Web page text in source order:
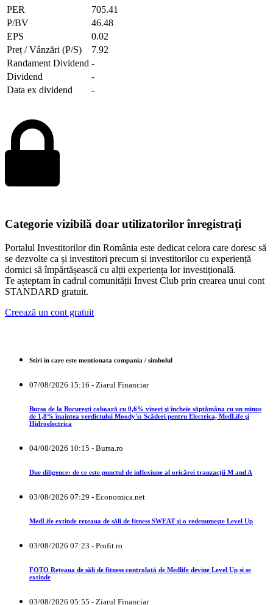
PER
705.41
P/BV
46.48
EPS
0.02
Preț / Vânzări (P/S)
7.92
Randament Dividend -
Dividend
-
Data ex dividend
-
Categorie vizibilă doar utilizatorilor înregistrați
Portalul Investitorilor din România este dedicat celora care doresc să
se dezvolte ca și investitori precum și investitorilor cu experiență
dornici să împărtășească cu alții experiența lor investițională.
Te așteptam în cadrul comunității Invest Club prin crearea unui cont
STANDARD gratuit.
Creează un cont gratuit
Stiri in care este mentionata compania / simbolul
07/08/2026 15:16 - Ziarul Financiar
Bursa de la Bucureşti coboară cu 0,6% vineri şi încheie săptămâna cu un minus
de 1,8% înaintea verdictului Moody's: Scăderi pentru Electrica, MedLife şi
Hidroelectrica
04/08/2026 10:15 - Bursa.ro
Due diligence: de ce este punctul de inflexiune al oricărei tranzacţii M and A
03/08/2026 07:29 - Economica.net
MedLife extinde reţeaua de săli de fitness SWEAT şi o redenumeşte Level Up
03/08/2026 07:23 - Profit.ro
FOTO Rețeaua de săli de fitness controlată de Medlife devine Level Up și se
extinde
03/08/2026 05:55 - Ziarul Financiar